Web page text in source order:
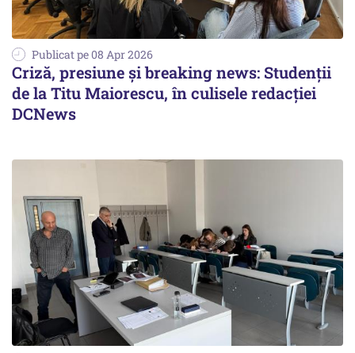
Publicat pe 08 Apr 2026
Criză, presiune și breaking news: Studenții
de la Titu Maiorescu, în culisele redacției
DCNews